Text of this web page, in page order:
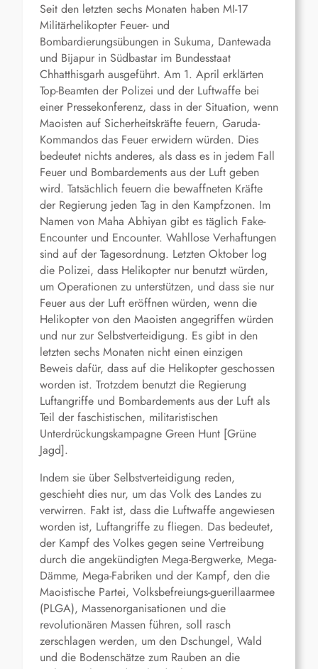
Seit den letzten sechs Monaten haben MI-17
Militärhelikopter Feuer- und
Bombardierungsübungen in Sukuma, Dantewada
und Bijapur in Südbastar im Bundesstaat
Chhatthisgarh ausgeführt. Am 1. April erklärten
Top-Beamten der Polizei und der Luftwaffe bei
einer Pressekonferenz, dass in der Situation, wenn
Maoisten auf Sicherheitskräfte feuern, Garuda-
Kommandos das Feuer erwidern würden. Dies
bedeutet nichts anderes, als dass es in jedem Fall
Feuer und Bombardements aus der Luft geben
wird. Tatsächlich feuern die bewaffneten Kräfte
der Regierung jeden Tag in den Kampfzonen. Im
Namen von Maha Abhiyan gibt es täglich Fake-
Encounter und Encounter. Wahllose Verhaftungen
sind auf der Tagesordnung. Letzten Oktober log
die Polizei, dass Helikopter nur benutzt würden,
um Operationen zu unterstützen, und dass sie nur
Feuer aus der Luft eröffnen würden, wenn die
Helikopter von den Maoisten angegriffen würden
und nur zur Selbstverteidigung. Es gibt in den
letzten sechs Monaten nicht einen einzigen
Beweis dafür, dass auf die Helikopter geschossen
worden ist. Trotzdem benutzt die Regierung
Luftangriffe und Bombardements aus der Luft als
Teil der faschistischen, militaristischen
Unterdrückungskampagne Green Hunt [Grüne
Jagd].
Indem sie über Selbstverteidigung reden,
geschieht dies nur, um das Volk des Landes zu
verwirren. Fakt ist, dass die Luftwaffe angewiesen
worden ist, Luftangriffe zu fliegen. Das bedeutet,
der Kampf des Volkes gegen seine Vertreibung
durch die angekündigten Mega-Bergwerke, Mega-
Dämme, Mega-Fabriken und der Kampf, den die
Maoistische Partei, Volksbefreiungs-guerillaarmee
(PLGA), Massenorganisationen und die
revolutionären Massen führen, soll rasch
zerschlagen werden, um den Dschungel, Wald
und die Bodenschätze zum Rauben an die